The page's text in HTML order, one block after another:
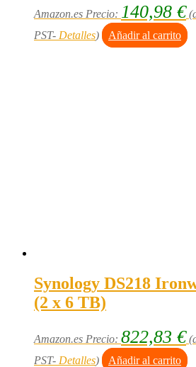
Amazon.es Precio: 140,98 €
PST- Detalles) Añadir al carrito
Synology DS218
(2 x 6 TB)
Amazon.es Precio: 822,83 €
PST- Detalles) Añadir al carrito